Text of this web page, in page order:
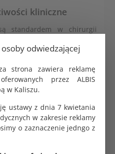
odwiedzającej
strona zawiera reklamę
przez ALBIS
w Kaliszu.
ustawy z dnia 7 kwietania
w zakresie reklamy
o zaznaczenie jedngo z
Mayo-Hegar 200 mm Gold
kliniczne
standardem w chirurgii
szycia skóry i tkanek
wytrzymałość na
odczyn tkankowy oraz
gwarantują stabilne
monofilamentu całkowicie